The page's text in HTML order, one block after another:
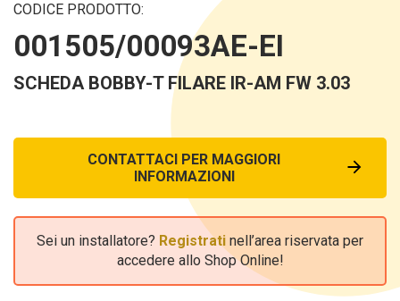
CODICE PRODOTTO:
001505/00093AE-EI
SCHEDA BOBBY-T FILARE IR-AM FW 3.03
CONTATTACI PER MAGGIORI
INFORMAZIONI
Sei un installatore? Registrati nell’area riservata per
accedere allo Shop Online!